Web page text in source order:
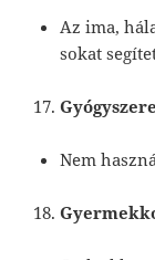
Az ima,
sokat
Nem